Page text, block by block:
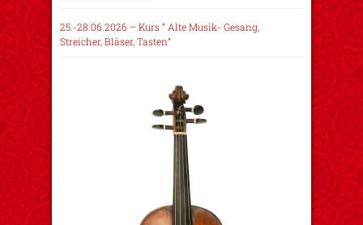
25.-28.06.2026 – Kurs “ Alte Musik- Gesang,
Streicher, Bläser, Tasten“